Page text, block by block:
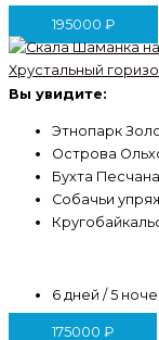
195000 ₽
Хрустальный
Вы увидите:
Этнопарк
Острова
Бухта
Собачьи
6 дней / 5
175000 ₽